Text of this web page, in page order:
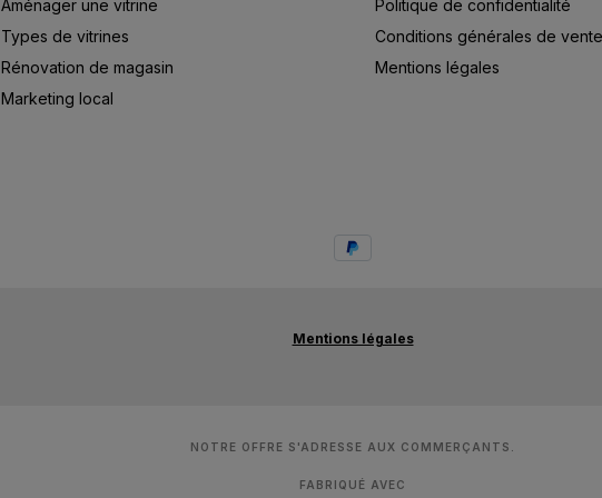
Aménager une vitrine
Types de vitrines
Rénovation de magasin
Marketing local
Politique de confidentialité
Conditions générales de vente
Mentions légales
Mentions légales
NOTRE OFFRE S'ADRESSE AUX COMMERÇANTS.
FABRIQUÉ AVEC